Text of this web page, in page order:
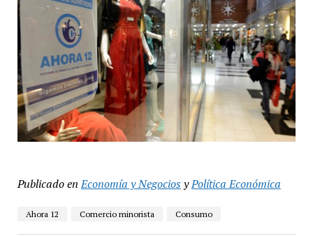
Publicado en Economía y NegociosyPolítica Económica
Ahora 12 Comercio minorista Consumo